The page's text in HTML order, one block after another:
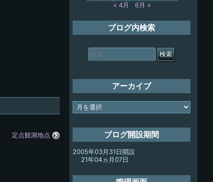
定点観測地点
« 4月 6月 »
ブログ内検索
索
対
アーカイブ
ア
ー
ブ
ブログ開設期間
2005年03月31日開設
21年04ヵ月07日